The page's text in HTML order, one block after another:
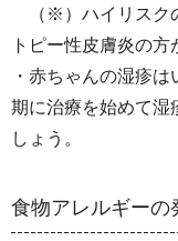
（※）ハイリスク
トピー性皮膚炎の
・赤ちゃんの湿疹
期に治療を始めて湿
しょう。
食物アレルギーの